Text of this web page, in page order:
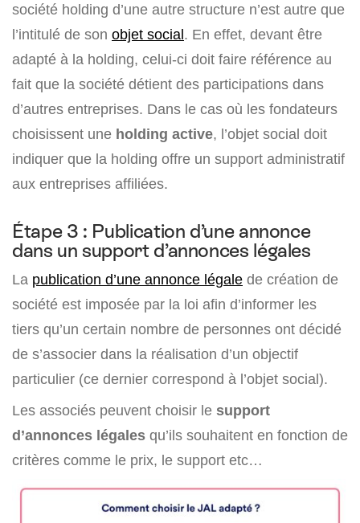
société holding d’une autre structure n’est autre que
l’intitulé de son objet social. En effet, devant être
adapté à la holding, celui-ci doit faire référence au
fait que la société détient des participations dans
d’autres entreprises. Dans le cas où les fondateurs
choisissent une holding active, l’objet social doit
indiquer que la holding offre un support administratif
aux entreprises affiliées.
Étape 3 : Publication d’une annonce
dans un support d’annonces légales
La publication d’une annonce légale de création de
société est imposée par la loi afin d’informer les
tiers qu’un certain nombre de personnes ont décidé
de s’associer dans la réalisation d’un objectif
particulier (ce dernier correspond à l’objet social).
Les associés peuvent choisir le support
d’annonces légales qu’ils souhaitent en fonction de
critères comme le prix, le support etc…